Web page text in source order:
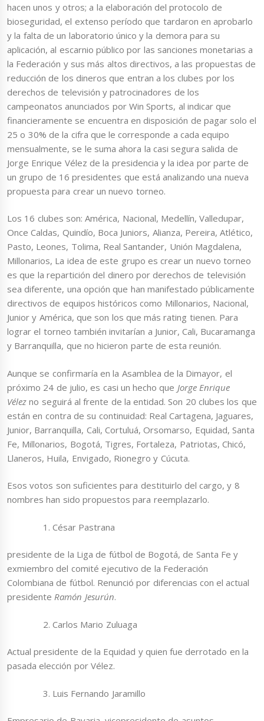
hacen unos y otros; a la elaboración del protocolo de
bioseguridad, el extenso período que tardaron en aprobarlo
y la falta de un laboratorio único y la demora para su
aplicación, al escarnio público por las sanciones monetarias a
la Federación y sus más altos directivos, a las propuestas de
reducción de los dineros que entran a los clubes por los
derechos de televisión y patrocinadores de los
campeonatos anunciados por Win Sports, al indicar que
financieramente se encuentra en disposición de pagar solo el
25 o 30% de la cifra que le corresponde a cada equipo
mensualmente, se le suma ahora la casi segura salida de
Jorge Enrique Vélez de la presidencia y la idea por parte de
un grupo de 16 presidentes que está analizando una nueva
propuesta para crear un nuevo torneo.
Los 16 clubes son: América, Nacional, Medellín, Valledupar,
Once Caldas, Quindío, Boca Juniors, Alianza, Pereira, Atlético,
Pasto, Leones, Tolima, Real Santander, Unión Magdalena,
Millonarios, La idea de este grupo es crear un nuevo torneo
es que la repartición del dinero por derechos de televisión
sea diferente, una opción que han manifestado públicamente
directivos de equipos históricos como Millonarios, Nacional,
Junior y América, que son los que más rating tienen. Para
lograr el torneo también invitarían a Junior, Cali, Bucaramanga
y Barranquilla, que no hicieron parte de esta reunión.
Aunque se confirmaría en la Asamblea de la Dimayor, el
próximo 24 de julio, es casi un hecho que Jorge Enrique
Vélezno seguirá al frente de la entidad. Son 20 clubes los que
están en contra de su continuidad: Real Cartagena, Jaguares,
Junior, Barranquilla, Cali, Cortuluá, Orsomarso, Equidad, Santa
Fe, Millonarios, Bogotá, Tigres, Fortaleza, Patriotas, Chicó,
Llaneros, Huila, Envigado, Rionegro y Cúcuta.
Esos votos son suficientes para destituirlo del cargo, y 8
nombres han sido propuestos para reemplazarlo.
César Pastrana
presidente de la Liga de fútbol de Bogotá, de Santa Fe y
exmiembro del comité ejecutivo de la Federación
Colombiana de fútbol. Renunció por diferencias con el actual
presidenteRamón Jesurún.
Carlos Mario Zuluaga
Actual presidente de la Equidad y quien fue derrotado en la
pasada elección por Vélez.
Luis Fernando Jaramillo